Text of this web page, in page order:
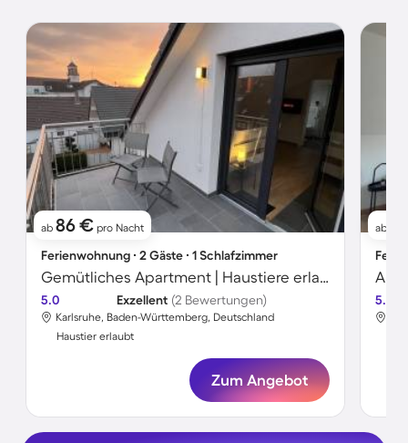
ab 86 € pro Nacht
Ferienwohnung ∙ 2 Gäste ∙ 1 Schlafzimmer
Gemütliches Apartment | Haustiere erlaubt
5.0 Exzellent (2 Bewertungen)
Karlsruhe, Baden-Württemberg, Deutschland
Haustier erlaubt
Zum Angebot
ab
5.0